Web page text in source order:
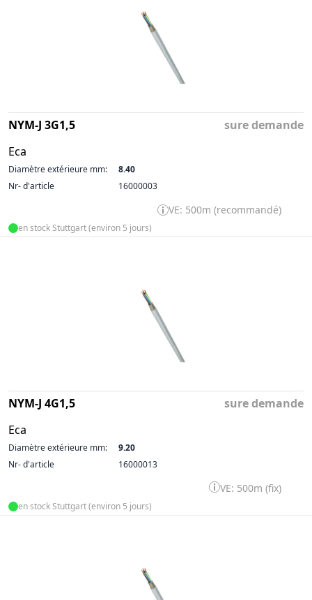
NYM-J 3G1,5
Eca
sure demande
Diamètre extérieure mm:
8.40
Nr- d'article
16000003
VE: 500m (recommandé)
en stock Stuttgart (environ 5 jours)
NYM-J 4G1,5
Eca
sure demande
Diamètre extérieure mm:
9.20
Nr- d'article
16000013
VE: 500m (fix)
en stock Stuttgart (environ 5 jours)